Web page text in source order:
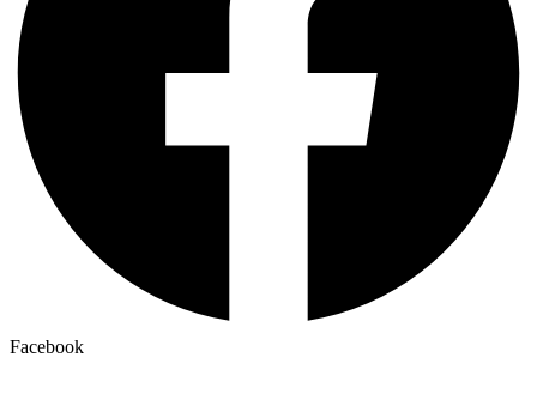
Facebook